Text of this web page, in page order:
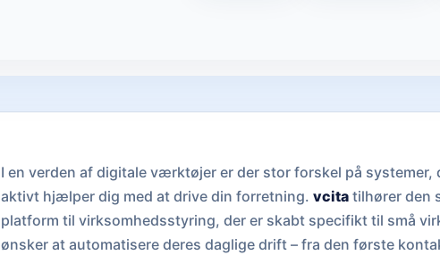
I en verden af digitale værktøjer er der stor forskel på
aktivt hjælper dig med at drive din forretning. vcitatilhører den
platform til virksomhedsstyring, der er skabt specifikt til små
ønsker at automatisere deres daglige drift – fra den første